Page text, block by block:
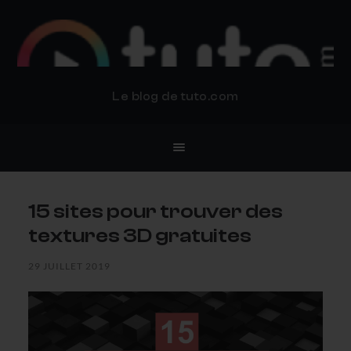
Le blog de tuto.com
15 sites pour trouver des
textures 3D gratuites
29 JUILLET 2019